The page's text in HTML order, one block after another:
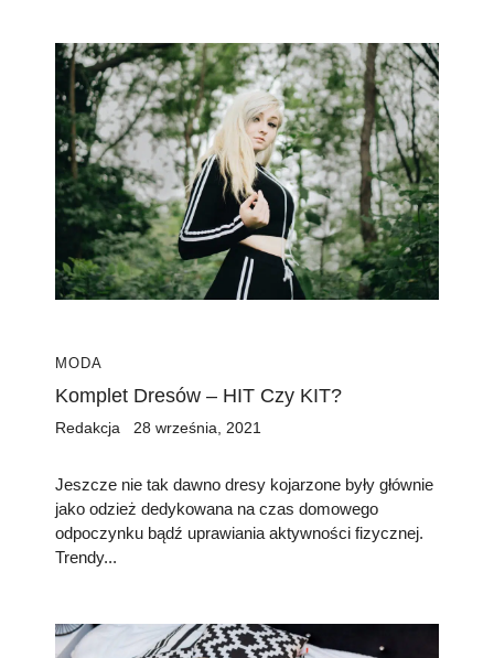
MODA
Komplet Dresów – HIT Czy KIT?
Redakcja 28 września, 2021
Jeszcze nie tak dawno dresy kojarzone były głównie
jako odzież dedykowana na czas domowego
odpoczynku bądź uprawiania aktywności fizycznej.
Trendy...